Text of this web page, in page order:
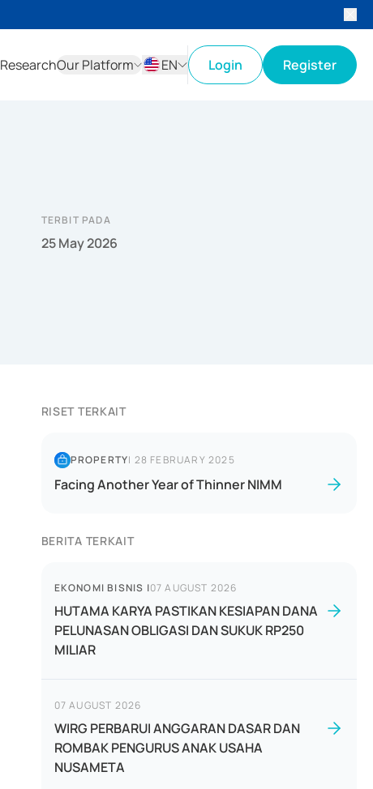
ResearchOur Platform
EN
Login Register
TERBIT PADA
25 May 2026
RISET TERKAIT
PROPERTY| 28 FEBRUARY 2025
Facing Another Year of Thinner NIMM
BERITA TERKAIT
EKONOMI BISNIS |07 AUGUST 2026
HUTAMA KARYA PASTIKAN KESIAPAN DANA
PELUNASAN OBLIGASI DAN SUKUK RP250
MILIAR
07 AUGUST 2026
WIRG PERBARUI ANGGARAN DASAR DAN
ROMBAK PENGURUS ANAK USAHA
NUSAMETA